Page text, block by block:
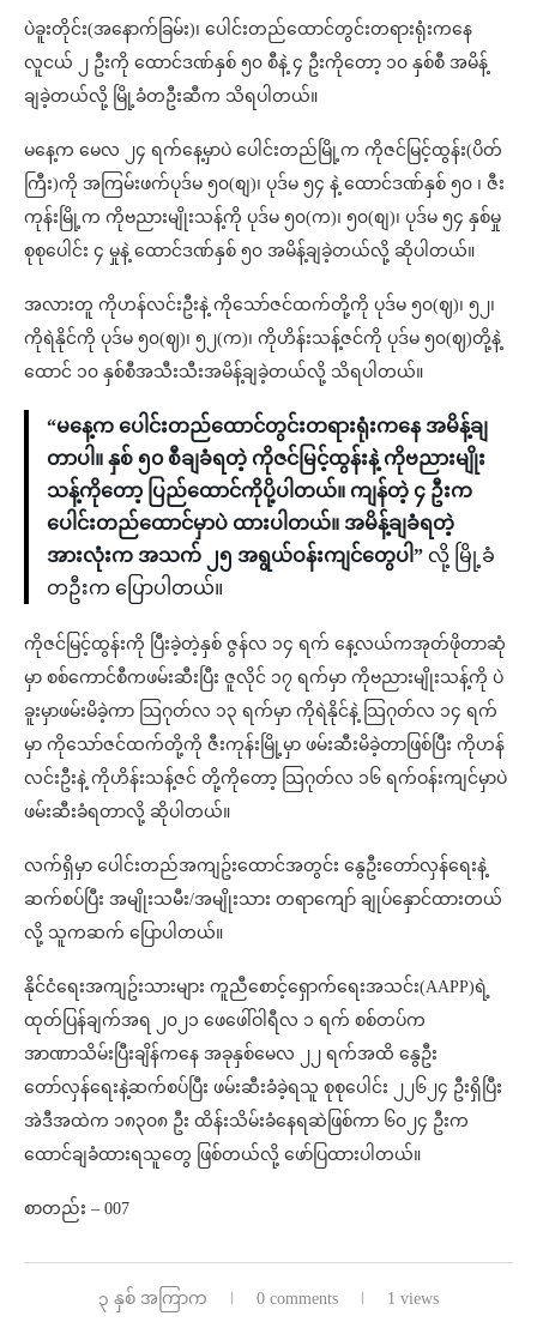
ပဲခူးတိုင်း(အနောက်ခြမ်း)၊ ပေါင်းတည်ထောင်တွင်းတရားရုံးကနေ
လူငယ် ၂ ဦးကို ထောင်ဒဏ်နှစ် ၅၀ စီနဲ့ ၄ ဦးကိုတော့ ၁၀ နှစ်စီ အမိန့်
ချခဲ့တယ်လို့ မြို့ခံတဦးဆီက သိရပါတယ်။
မနေ့က မေလ ၂၄ ရက်နေ့မှာပဲ ပေါင်းတည်မြို့က ကိုဇင်မြင့်ထွန်း(ပိတ်
ကြီး)ကို အကြမ်းဖက်ပုဒ်မ ၅၀(စျ)၊ ပုဒ်မ ၅၄ နဲ့ ထောင်ဒဏ်နှစ် ၅၀ ၊ ဇီး
ကုန်းမြို့က ကိုဗညားမျိုးသန့်ကို ပုဒ်မ ၅၀(က)၊ ၅၀(စျ)၊ ပုဒ်မ ၅၄ နှစ်မှု
စုစုပေါင်း ၄ မှုနဲ့ ထောင်ဒဏ်နှစ် ၅၀ အမိန့်ချခဲ့တယ်လို့ ဆိုပါတယ်။
အလားတူ ကိုဟန်လင်းဦးနဲ့ ကိုသော်ဇင်ထက်တို့ကို ပုဒ်မ ၅၀(ဈ)၊ ၅၂၊
ကိုရဲနိုင်ကို ပုဒ်မ ၅၀(ဈ)၊ ၅၂(က)၊ ကိုဟိန်းသန့်ဇင်ကို ပုဒ်မ ၅၀(ဈ)တို့နဲ့
ထောင် ၁၀ နှစ်စီအသီးသီးအမိန့်ချခဲ့တယ်လို့ သိရပါတယ်။
“မနေ့က ပေါင်းတည်ထောင်တွင်းတရားရုံးကနေ အမိန့်ချ
တာပါ။ နှစ် ၅၀ စီချခံရတဲ့ ကိုဇင်မြင့်ထွန်းနဲ့ ကိုဗညားမျိုး
သန့်ကိုတော့ ပြည်ထောင်ကိုပို့ပါတယ်။ ကျန်တဲ့ ၄ ဦးက
ပေါင်းတည်ထောင်မှာပဲ ထားပါတယ်။ အမိန့်ချခံရတဲ့
အားလုံးက အသက် ၂၅ အရွယ်ဝန်းကျင်တွေပါ” လို့ မြို့ခံ
တဦးက ပြောပါတယ်။
ကိုဇင်မြင့်ထွန်းကို ပြီးခဲ့တဲ့နှစ် ဇွန်လ ၁၄ ရက် နေ့လယ်ကအုတ်ဖိုတာဆုံ
မှာ စစ်ကောင်စီကဖမ်းဆီးပြီး ဇူလိုင် ၁၇ ရက်မှာ ကိုဗညားမျိုးသန့်ကို ပဲ
ခူးမှာဖမ်းမိခဲ့ကာ သြဂုတ်လ ၁၃ ရက်မှာ ကိုရဲနိုင်နဲ့ သြဂုတ်လ ၁၄ ရက်
မှာ ကိုသော်ဇင်ထက်တို့ကို ဇီးကုန်းမြို့မှာ ဖမ်းဆီးမိခဲ့တာဖြစ်ပြီး ကိုဟန်
လင်းဦးနဲ့ ကိုဟိန်းသန့်ဇင် တို့ကိုတော့ သြဂုတ်လ ၁၆ ရက်ဝန်းကျင်မှာပဲ
ဖမ်းဆီးခံရတာလို့ ဆိုပါတယ်။
လက်ရှိမှာ ပေါင်းတည်အကျဥ်းထောင်အတွင်း နွေဦးတော်လှန်ရေးနဲ့
ဆက်စပ်ပြီး အမျိုးသမီး/အမျိုးသား တရာကျော် ချုပ်နှောင်ထားတယ်
လို့ သူကဆက် ပြောပါတယ်။
နိုင်ငံရေးအကျဥ်းသားများ ကူညီစောင့်ရှောက်ရေးအသင်း(AAPP)ရဲ့
ထုတ်ပြန်ချက်အရ ၂၀၂၁ ဖေဖေါ်ဝါရီလ ၁ ရက် စစ်တပ်က
အာဏာသိမ်းပြီးချိန်ကနေ အခုနှစ်မေလ ၂၂ ရက်အထိ နွေဦး
တော်လှန်ရေးနဲ့ဆက်စပ်ပြီး ဖမ်းဆီးခံခဲ့ရသူ စုစုပေါင်း ၂၂၆၂၄ ဦးရှိပြီး
အဲဒီအထဲက ၁၈၃၀၈ ဦး ထိန်းသိမ်းခံနေရဆဲဖြစ်ကာ ၆၀၂၄ ဦးက
ထောင်ချခံထားရသူတွေ ဖြစ်တယ်လို့ ဖော်ပြထားပါတယ်။
စာတည်း – 007
၃ နှစ် အကြာက 0 comments 1 views